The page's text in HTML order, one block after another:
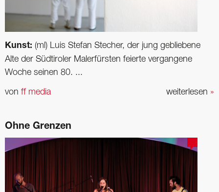
Kunst: (ml) Luis Stefan Stecher, der jung gebliebene
Alte der Südtiroler Malerfürsten feierte vergangene
Woche seinen 80. ...
weiterlesen »
von ff media
Ohne Grenzen